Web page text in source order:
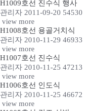
H1009호선 진수식 행사
관리자 2011-09-20 54530
view more
H1008호선 용골거치식
관리자 2010-11-29 46933
view more
H1007호선 진수식
관리자 2010-11-25 47213
view more
H1006호선 인도식
관리자 2010-11-25 46672
view more